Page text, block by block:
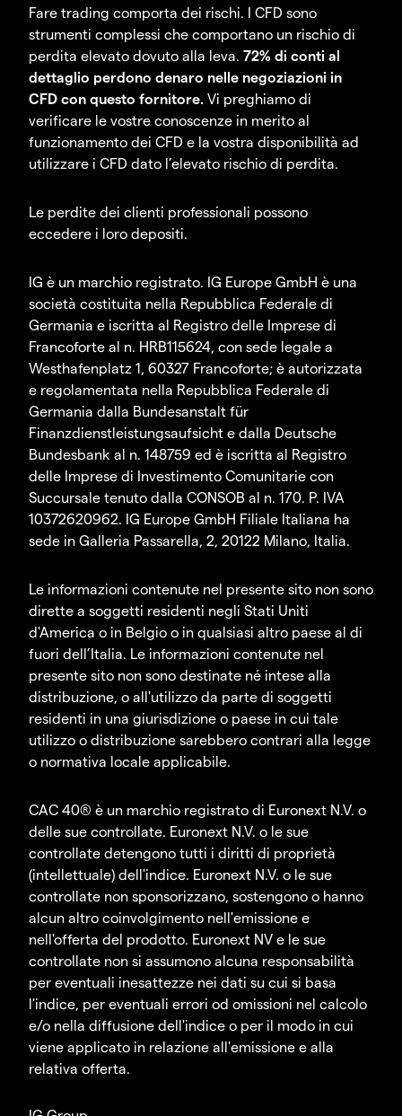
Fare trading comporta dei rischi. I CFD sono
strumenti complessi che comportano un rischio di
perdita elevato dovuto alla leva. 72% di conti al
dettaglio perdono denaro nelle negoziazioni in
CFD con questo fornitore. Vi preghiamo di
verificare le vostre conoscenze in merito al
funzionamento dei CFD e la vostra disponibilità ad
utilizzare i CFD dato l’elevato rischio di perdita.
Le perdite dei clienti professionali possono
eccedere i loro depositi.
IG è un marchio registrato. IG Europe GmbH è una
società costituita nella Repubblica Federale di
Germania e iscritta al Registro delle Imprese di
Francoforte al n. HRB115624, con sede legale a
Westhafenplatz 1, 60327 Francoforte; è autorizzata
e regolamentata nella Repubblica Federale di
Germania dalla Bundesanstalt für
Finanzdienstleistungsaufsicht e dalla Deutsche
Bundesbank al n. 148759 ed è iscritta al Registro
delle Imprese di Investimento Comunitarie con
Succursale tenuto dalla CONSOB al n. 170. P. IVA
10372620962. IG Europe GmbH Filiale Italiana ha
sede in Galleria Passarella, 2, 20122 Milano, Italia.
Le informazioni contenute nel presente sito non sono
dirette a soggetti residenti negli Stati Uniti
d'America o in Belgio o in qualsiasi altro paese al di
fuori dell’Italia. Le informazioni contenute nel
presente sito non sono destinate né intese alla
distribuzione, o all'utilizzo da parte di soggetti
residenti in una giurisdizione o paese in cui tale
utilizzo o distribuzione sarebbero contrari alla legge
o normativa locale applicabile.
CAC 40® è un marchio registrato di Euronext N.V. o
delle sue controllate. Euronext N.V. o le sue
controllate detengono tutti i diritti di proprietà
(intellettuale) dell'indice. Euronext N.V. o le sue
controllate non sponsorizzano, sostengono o hanno
alcun altro coinvolgimento nell'emissione e
nell'offerta del prodotto. Euronext NV e le sue
controllate non si assumono alcuna responsabilità
per eventuali inesattezze nei dati su cui si basa
l'indice, per eventuali errori od omissioni nel calcolo
e/o nella diffusione dell'indice o per il modo in cui
viene applicato in relazione all'emissione e alla
relativa offerta.